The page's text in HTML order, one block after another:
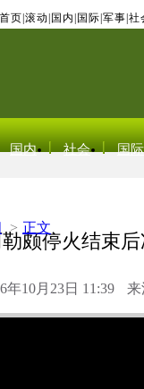
首页 滚动 国内 国际 军事 社
国内 社会 国际
> 正文
颇停火结束
年10月23日 11:39 来